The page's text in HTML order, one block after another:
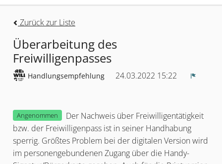
Zurück zur Liste
Überarbeitung des
Freiwilligenpasses
Handlungsempfehlung 24.03.2022 15:22
Angenommen
Der Nachweis über Freiwilligentätigkeit
bzw. der Freiwilligenpass ist in seiner Handhabung
sperrig. Größtes Problem bei der digitalen Version wird
im personengebundenen Zugang über die Handy-